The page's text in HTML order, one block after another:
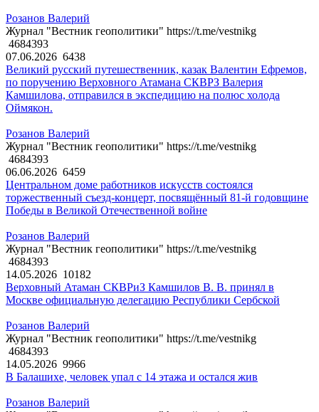
Розанов Валерий
Журнал "Вестник геополитики" https://t.me/vestnikg
4684393
07.06.2026 6438
Великий русский путешественник, казак Валентин Ефремов,
по поручению Верховного Атамана СКВРЗ Валерия
Камшилова, отправился в экспедицию на полюс холода
Оймякон.
Розанов Валерий
Журнал "Вестник геополитики" https://t.me/vestnikg
4684393
06.06.2026 6459
Центральном доме работников искусств состоялся
торжественный съезд-концерт, посвящённый 81-й годовщине
Победы в Великой Отечественной войне
Розанов Валерий
Журнал "Вестник геополитики" https://t.me/vestnikg
4684393
14.05.2026 10182
Верховный Атаман СКВРиЗ Камшилов В. В. принял в
Москве официальную делегацию Республики Сербской
Розанов Валерий
Журнал "Вестник геополитики" https://t.me/vestnikg
4684393
14.05.2026 9966
В Балашихе, человек упал с 14 этажа и остался жив
Розанов Валерий